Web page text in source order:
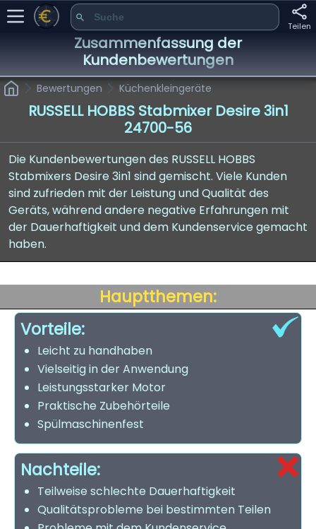
Teilen
Zusammenfassung der
Kundenbewertungen
Bewertungen Küchenkleingeräte
RUSSELL HOBBS Stabmixer Desire 3in1
24700-56
Die Kundenbewertungen des RUSSELL HOBBS
Stabmixers Desire 3in1 sind gemischt. Viele Kunden
sind zufrieden mit der Leistung und Qualität des
Geräts, während andere negative Erfahrungen mit
der Dauerhaftigkeit und dem Kundenservice gemacht
haben.
Hauptthemen:
Vorteile:
Leicht zu handhaben
Vielseitig in der Anwendung
Leistungsstarker Motor
Praktische Zubehörteile
Spülmaschinenfest
Nachteile:
Teilweise schlechte Dauerhaftigkeit
Qualitätsprobleme bei bestimmten Teilen